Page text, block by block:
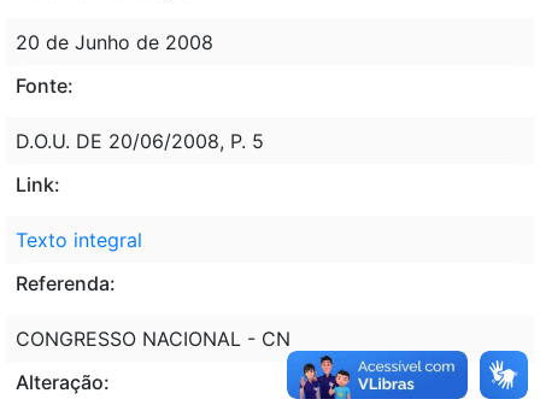
20 de Junho de 2008
Fonte:
D.O.U. DE 20/06/2008, P. 5
Link:
Texto integral
Referenda:
CONGRESSO NACIONAL - CN
Alteração: